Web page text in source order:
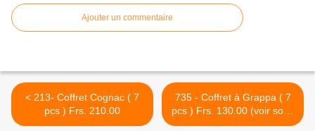
Ajouter un commentaire
< 213- Coffret Cognac ( 7
pcs ) Frs. 210.00
735 - Coffret à Grappa ( 7
pcs ) Frs. 130.00 (voir sous
coffrets cadeaux ou